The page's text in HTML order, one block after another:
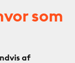
som
af